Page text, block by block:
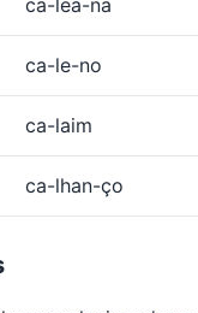
ca-lea-na
ca-le-no
ca-laim
ca-lhan-ço